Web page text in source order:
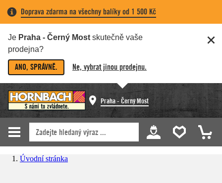
Doprava zdarma na všechny balíky od 1 500 Kč
Je Praha - Černý Most skutečně vaše
prodejna?
ANO, SPRÁVNĚ. Ne, vybrat jinou prodejnu.
Praha - Černý Most
Úvodní stránka